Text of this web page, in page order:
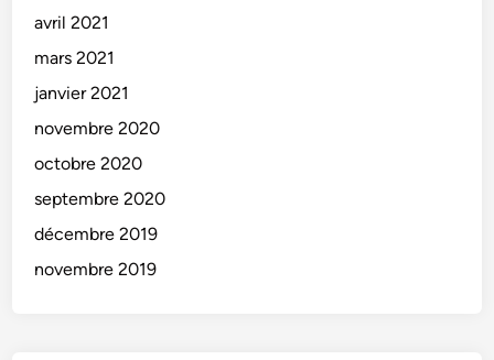
avril 2021
mars 2021
janvier 2021
novembre 2020
octobre 2020
septembre 2020
décembre 2019
novembre 2019